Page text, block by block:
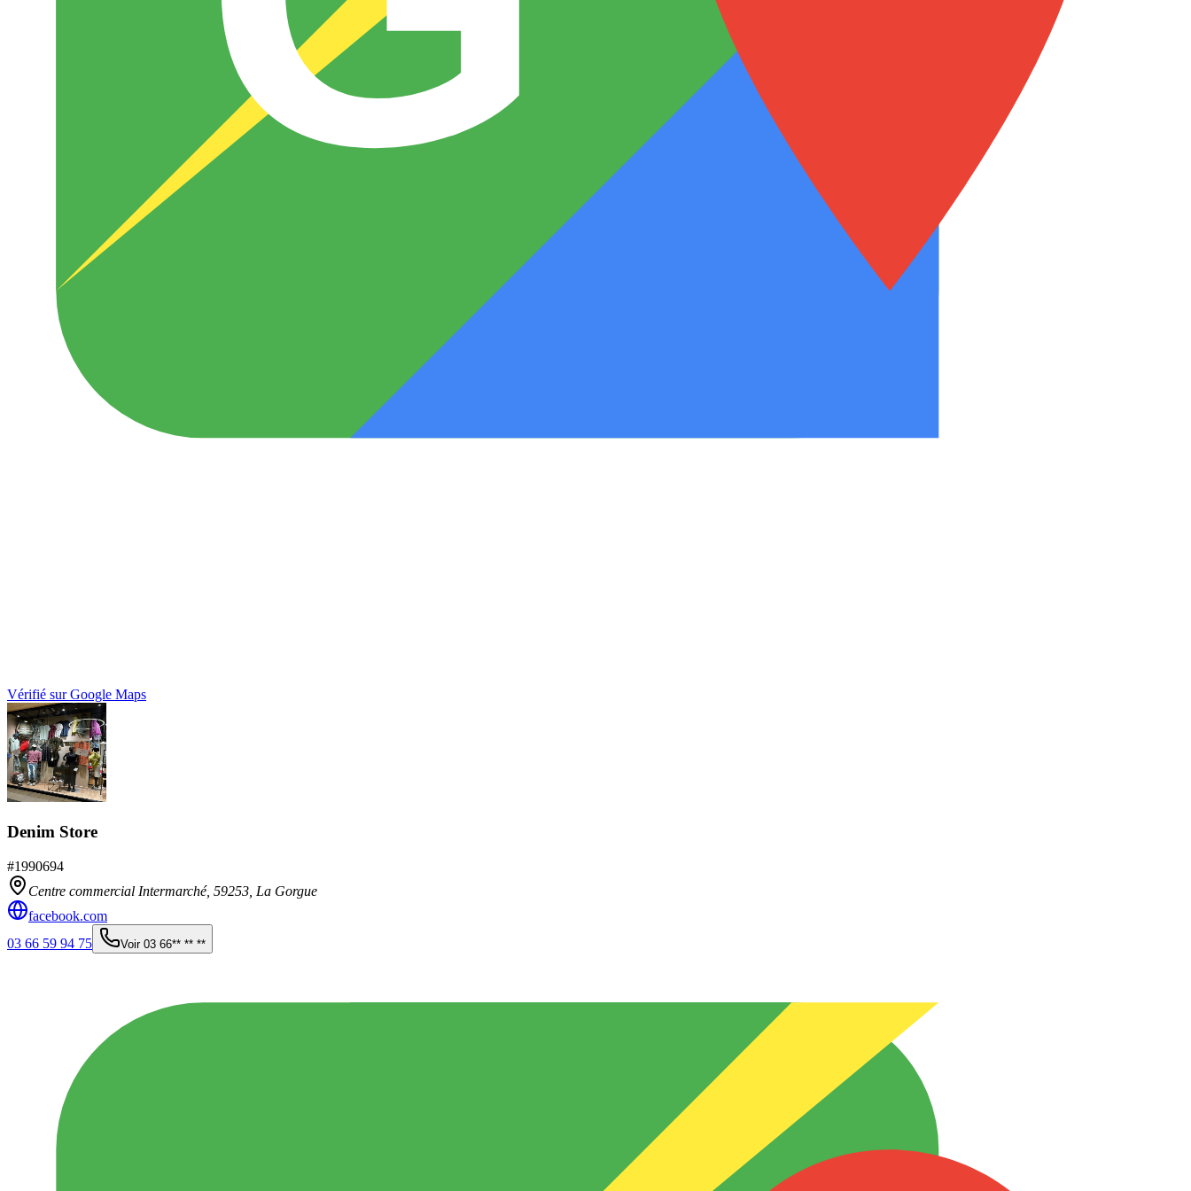
Vérifié sur Google Maps
Denim Store
#1990694
Centre commercial Intermarché, 59253 La Gorgue
facebook.com
03 66 59 94 75
Voir 03 66** ** **